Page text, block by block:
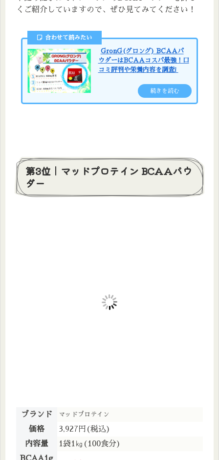
くご紹介していますので、ぜひ見てみてください！
合わせて読みたい
GronG(グロング) BCAAパ
ウダーはBCAAコスパ最強！口
コミ評判や栄養内容を調査❕
続きを読む
第3位｜マッドプロテイン BCAAパウ
ダー
ブランド マッドプロテイン
価格
3,927円(税込)
内容量
1袋1㎏(100食分)
BCAA1g